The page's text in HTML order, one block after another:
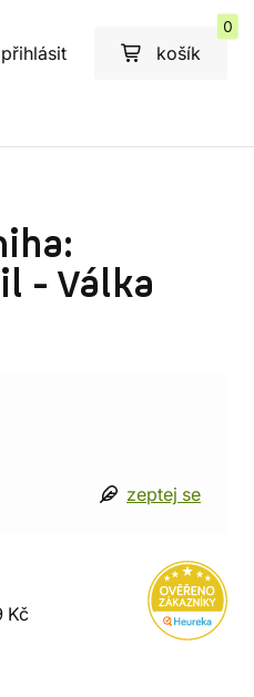
přihlásit košík
0
- Válka
zeptej se
Kč